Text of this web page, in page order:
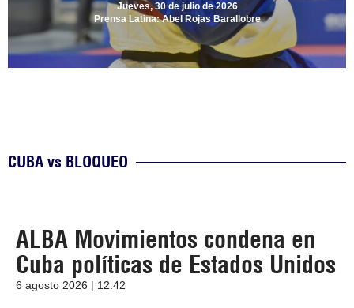
Jueves, 30 de julio de 2026
Prensa Latina: Abel Rojas Barallobre
CUBA vs BLOQUEO
ALBA Movimientos condena en
Cuba políticas de Estados Unidos
6 agosto 2026 | 12:42